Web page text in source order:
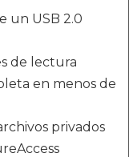
un USB 2.0
de lectura
en menos de
privados